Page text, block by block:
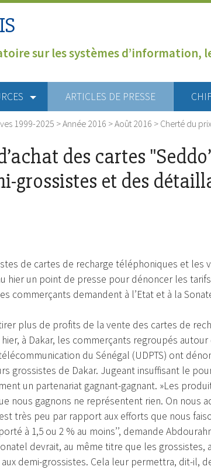
sur les systèmes d’information,
ARTICLES DE PRESSE
1999-2025 >Année 2016 >Août 2016 > Cherté du
des cartes
grossistes et des
de cartes de recharge téléphoniques et les
hier un point de presse pour dénoncer les
commerçants demandent à l’Etat et à la
plus de profits de la vente des cartes de
hier, à Dakar, les commerçants regroupés
du Sénégal (UDPTS) ont
grossistes de Dakar. Jugeant insuffisant le
un partenariat gagnant-gagnant. »Les
nous gagnons ne représentent rien. On nous
très peu par rapport aux efforts que nous
à 1,5 ou 2 % au moins’’, demande
devrait, au même titre que les grossistes,
demi-grossistes. Cela leur permettra, dit-il,